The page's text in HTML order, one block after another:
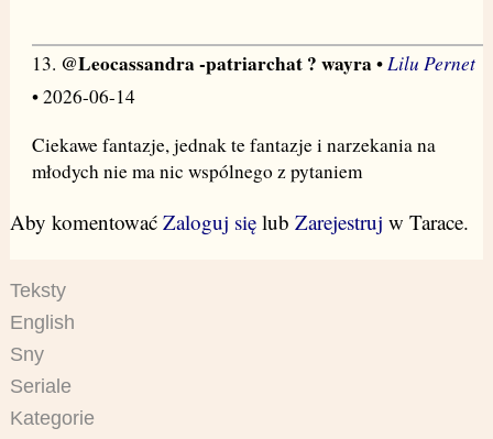
13. @Leocassandra -patriarchat ? wayra • Lilu Pernet
• 2026-06-14
Ciekawe fantazje, jednak te fantazje i narzekania na
młodych nie ma nic wspólnego z pytaniem
Aby komentować Zaloguj sięlub Zarejestruj w Tarace.
Teksty
English
Sny
Seriale
Kategorie